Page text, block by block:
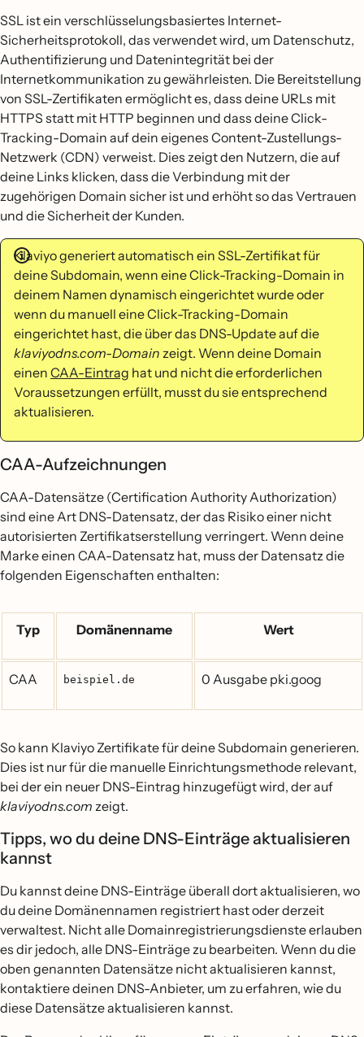
SSL ist ein verschlüsselungsbasiertes Internet-
Sicherheitsprotokoll, das verwendet wird, um Datenschutz,
Authentifizierung und Datenintegrität bei der
Internetkommunikation zu gewährleisten. Die Bereitstellung
von SSL-Zertifikaten ermöglicht es, dass deine URLs mit
HTTPS statt mit HTTP beginnen und dass deine Click-
Tracking-Domain auf dein eigenes Content-Zustellungs-
Netzwerk (CDN) verweist. Dies zeigt den Nutzern, die auf
deine Links klicken, dass die Verbindung mit der
zugehörigen Domain sicher ist und erhöht so das Vertrauen
und die Sicherheit der Kunden.
Klaviyo generiert automatisch ein SSL-Zertifikat für
deine Subdomain, wenn eine Click-Tracking-Domain in
deinem Namen dynamisch eingerichtet wurde oder
wenn du manuell eine Click-Tracking-Domain
eingerichtet hast, die über das DNS-Update auf die
klaviyodns.com-Domain zeigt. Wenn deine Domain
einen CAA-Eintrag hat und nicht die erforderlichen
Voraussetzungen erfüllt, musst du sie entsprechend
aktualisieren.
CAA-Aufzeichnungen
CAA-Datensätze (Certification Authority Authorization)
sind eine Art DNS-Datensatz, der das Risiko einer nicht
autorisierten Zertifikatserstellung verringert. Wenn deine
Marke einen CAA-Datensatz hat, muss der Datensatz die
folgenden Eigenschaften enthalten:
Typ Domänenname Wert
CAA beispiel.de 0 Ausgabe pki.goog
So kann Klaviyo Zertifikate für deine Subdomain generieren.
Dies ist nur für die manuelle Einrichtungsmethode relevant,
bei der ein neuer DNS-Eintrag hinzugefügt wird, der auf
klaviyodns.com zeigt.
Tipps, wo du deine DNS-Einträge aktualisieren
kannst
Du kannst deine DNS-Einträge überall dort aktualisieren, wo
du deine Domänennamen registriert hast oder derzeit
verwaltest. Nicht alle Domainregistrierungsdienste erlauben
es dir jedoch, alle DNS-Einträge zu bearbeiten. Wenn du die
oben genannten Datensätze nicht aktualisieren kannst,
kontaktiere deinen DNS-Anbieter, um zu erfahren, wie du
diese Datensätze aktualisieren kannst.